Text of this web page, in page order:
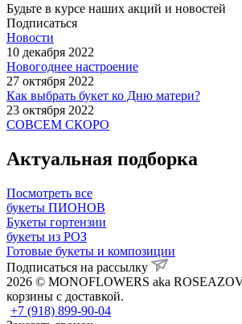
Будьте в курсе наших акций и новостей
Подписаться
Новости
10 декабря 2022
Новогоднее настроение
27 октября 2022
Как выбрать букет ко Дню матери?
23 октября 2022
СОВСЕМ СКОРО
Актуальная подборка
Посмотреть все
букеты ПИОНОВ
Букеты гортензии
букеты из РОЗ
Готовые букеты и композиции
Подписаться на рассылку
2026 © MONOFLOWERS aka
корзины с доставкой.
+7 (918) 899-90-04